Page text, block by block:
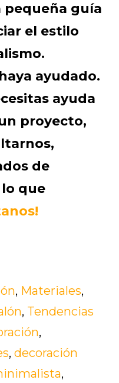
pequeña guía
el estilo
ayudado.
ayuda
proyecto,
de
que
, Materiales,
, Tendencias
,
,decoración
,